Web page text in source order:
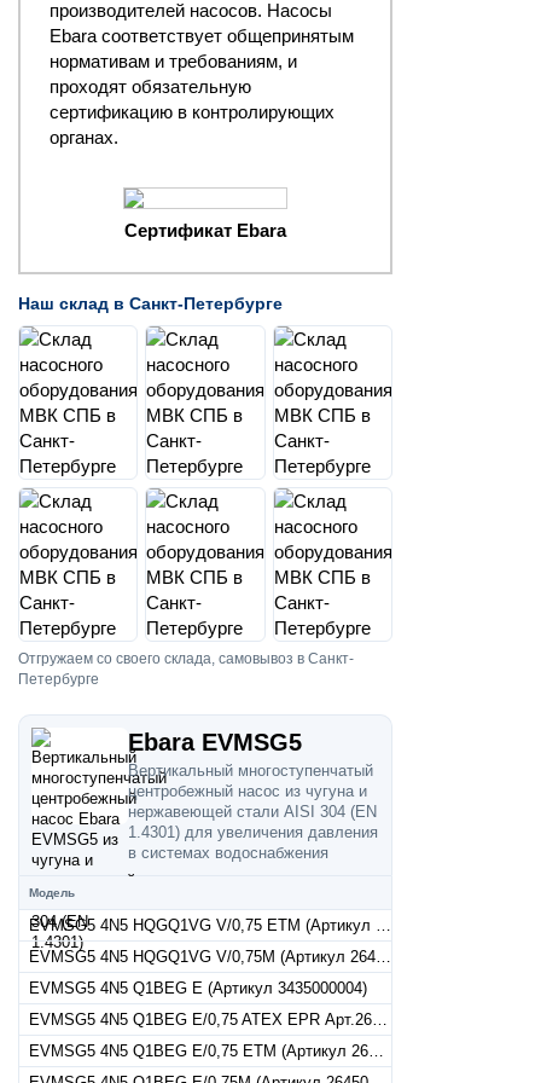
производителей насосов. Насосы
Ebara соответствует общепринятым
нормативам и требованиям, и
проходят обязательную
сертификацию в контролирующих
органах.
Сертификат Ebara
Наш склад в Санкт-Петербурге
Отгружаем со своего склада, самовывоз в Санкт-
Петербурге
Ebara EVMSG5
Вертикальный многоступенчатый
центробежный насос из чугуна и
нержавеющей стали AISI 304 (EN
1.4301) для увеличения давления
в системах водоснабжения
Модель
EVMSG5 4N5 HQGQ1VG V/0,75 ETM (Артикул 26450030045)
EVMSG5 4N5 HQGQ1VG V/0,75M (Артикул 26450030040)
EVMSG5 4N5 Q1BEG E (Артикул 3435000004)
EVMSG5 4N5 Q1BEG E/0,75 ATEX EPR Арт.26450000047
EVMSG5 4N5 Q1BEG E/0,75 ETM (Артикул 26450000045)